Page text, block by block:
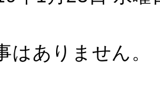
はありません。